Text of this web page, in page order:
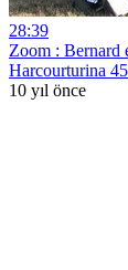
28:39
Zoom : Bernard
Harcourturina
10 yıl önce